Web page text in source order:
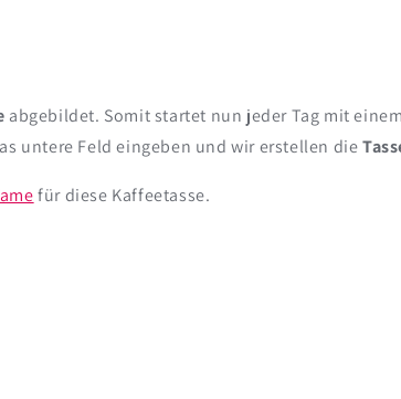
abgebildet. Somit startet nun jeder Tag mit
untere Feld eingeben und wir erstellen die
für diese Kaffeetasse.